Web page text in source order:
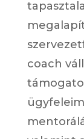
coach